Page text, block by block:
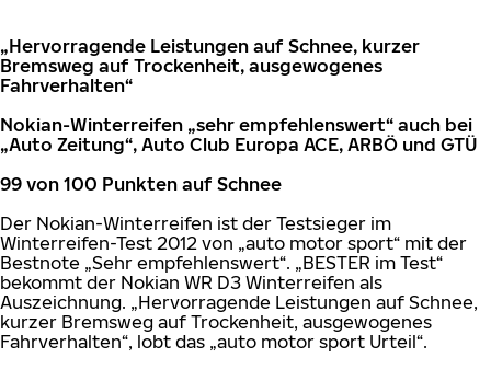
„Hervorragende Leistungen auf Schnee, kurzer
Bremsweg auf Trockenheit, ausgewogenes
Fahrverhalten“
Nokian-Winterreifen „sehr empfehlenswert“ auch bei
„Auto Zeitung“, Auto Club Europa ACE, ARBÖ und GTÜ
99 von 100 Punkten auf Schnee
Der Nokian-Winterreifen ist der Testsieger im
Winterreifen-Test 2012 von „auto motor sport“ mit der
Bestnote „Sehr empfehlenswert“. „BESTER im Test“
bekommt der Nokian WR D3 Winterreifen als
Auszeichnung. „Hervorragende Leistungen auf Schnee,
kurzer Bremsweg auf Trockenheit, ausgewogenes
Fahrverhalten“, lobt das „auto motor sport Urteil“.